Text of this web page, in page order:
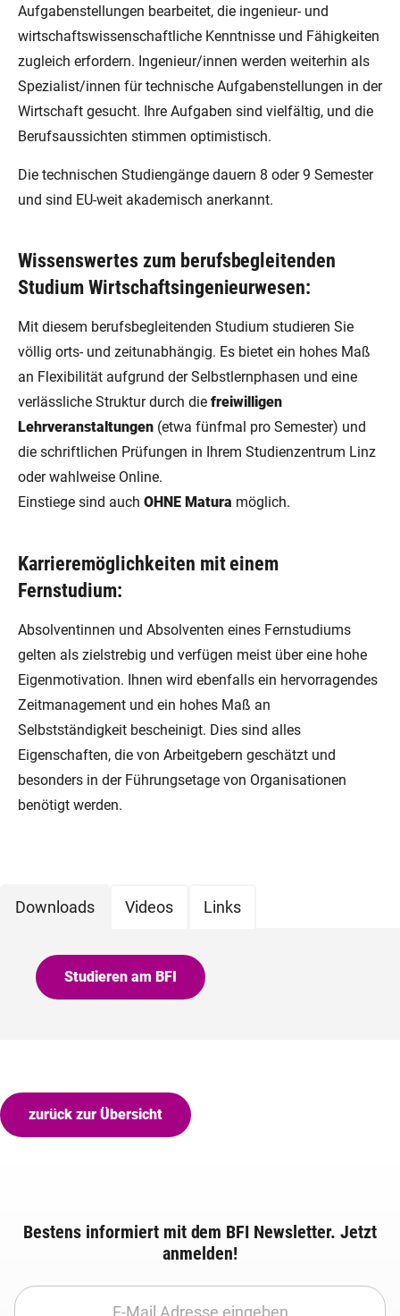
Aufgabenstellungen bearbeitet, die ingenieur- und
wirtschaftswissenschaftliche Kenntnisse und Fähigkeiten
zugleich erfordern. Ingenieur/innen werden weiterhin als
Spezialist/innen für technische Aufgabenstellungen in der
Wirtschaft gesucht. Ihre Aufgaben sind vielfältig, und die
Berufsaussichten stimmen optimistisch.
Die technischen Studiengänge dauern 8 oder 9 Semester
und sind EU-weit akademisch anerkannt.
Wissenswertes zum berufsbegleitenden
Studium Wirtschaftsingenieurwesen:
Mit diesem berufsbegleitenden Studium studieren Sie
völlig orts- und zeitunabhängig. Es bietet ein hohes Maß
an Flexibilität aufgrund der Selbstlernphasen und eine
verlässliche Struktur durch die freiwilligen
Lehrveranstaltungen (etwa fünfmal pro Semester) und
die schriftlichen Prüfungen in Ihrem Studienzentrum Linz
oder wahlweise Online.
Einstiege sind auch OHNE Matura möglich.
Karrieremöglichkeiten mit einem
Fernstudium:
Absolventinnen und Absolventen eines Fernstudiums
gelten als zielstrebig und verfügen meist über eine hohe
Eigenmotivation. Ihnen wird ebenfalls ein hervorragendes
Zeitmanagement und ein hohes Maß an
Selbstständigkeit bescheinigt. Dies sind alles
Eigenschaften, die von Arbeitgebern geschätzt und
besonders in der Führungsetage von Organisationen
benötigt werden.
Downloads Videos Links
Studieren am BFI
zurück zur Übersicht
Bestens informiert mit dem BFI Newsletter. Jetzt
anmelden!